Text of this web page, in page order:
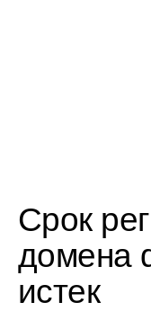
Срок
домена
истек